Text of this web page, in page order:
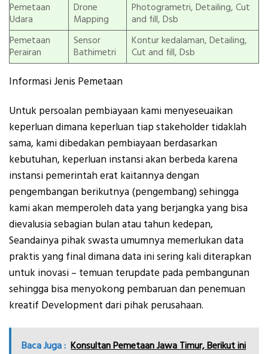
Pemetaan
Udara
Drone
Mapping
Photogrametri, Detailing, Cut
and fill, Dsb
Pemetaan
Perairan
Sensor
Bathimetri
Kontur kedalaman, Detailing,
Cut and fill, Dsb
Informasi Jenis Pemetaan
Untuk persoalan pembiayaan kami menyeseuaikan
keperluan dimana keperluan tiap stakeholder tidaklah
sama, kami dibedakan pembiayaan berdasarkan
kebutuhan, keperluan instansi akan berbeda karena
instansi pemerintah erat kaitannya dengan
pengembangan berikutnya (pengembang) sehingga
kami akan memperoleh data yang berjangka yang bisa
dievalusia sebagian bulan atau tahun kedepan,
Seandainya pihak swasta umumnya memerlukan data
praktis yang final dimana data ini sering kali diterapkan
untuk inovasi – temuan terupdate pada pembangunan
sehingga bisa menyokong pembaruan dan penemuan
kreatif Development dari pihak perusahaan.
Baca Juga : Konsultan Pemetaan Jawa Timur, Berikut ini